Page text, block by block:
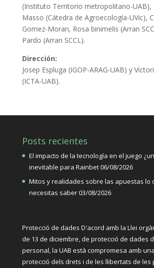
(Instituto Territorio metropolitano-UAB),
Masso (Cátedra de Agroecología-UVic),
Gomez-Moran, Rosa binimelis (Arran
Pardo (Arran SCCL).
Dirección:
Josep Espluga (IGOP-ARAG-UAB) y
(ICTA-UAB).
Posts recientes
El impacto de la tecnología en el juego
inevitable para Rainbet06/08/2026
Mitos y realidades sobre las apuestas lo
necesitas saber03/08/2026
Protecció de dades D'acord amb la Llei
de 13 de diciembre, de protecció de dades
personal, la UAB està compromesa amb
protecció dels drets i de les llibertats de les